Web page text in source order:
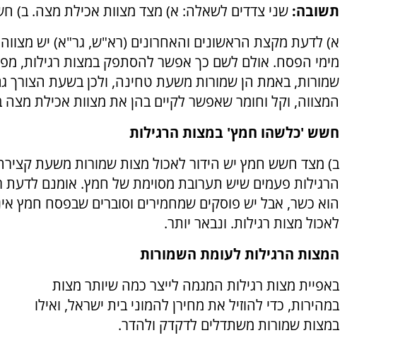
תשובה: שני צדדים לשאלה: א) מצד מצוות אכילת מצה. ב)
א) לדעת מקצת הראשונים והאחרונים (רא"ש, גר"א) יש מצווה
מימי הפסח. אולם לשם כך אפשר להסתפק במצות רגילות,
שמורות, באמת הן שמורות משעת טחינה, ולכן בשעת הצורך
המצווה, וקל וחומר שאפשר לקיים בהן את מצוות אכילת
חשש 'כלשהו חמץ' במצות הרגילות
ב) מצד חשש חמץ יש הידור לאכול מצות שמורות משעת
הרגילות פעמים שיש תערובת מסוימת של חמץ. אומנם לדעת
הוא כשר, אבל יש פוסקים שמחמירים וסוברים שבפסח חמץ
לאכול מצות רגילות. ונבאר יותר.
המצות הרגילות לעומת השמורות
באפיית מצות רגילות המגמה לייצר כמה שיותר מצות
במהירות, כדי להוזיל את מחירן להמוני בית ישראל, ואילו
במצות שמורות משתדלים לדקדק ולהדר.